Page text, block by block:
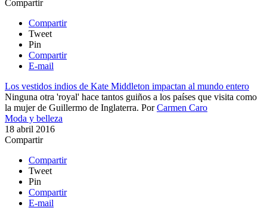
Compartir
Compartir
Tweet
Pin
Compartir
E-mail
Los vestidos indios de Kate Middleton impactan al mundo entero
Ninguna otra 'royal' hace tantos guiños a los países que visita como
la mujer de Guillermo de Inglaterra. PorCarmen Caro
Moda y belleza
18 abril 2016
Compartir
Compartir
Tweet
Pin
Compartir
E-mail